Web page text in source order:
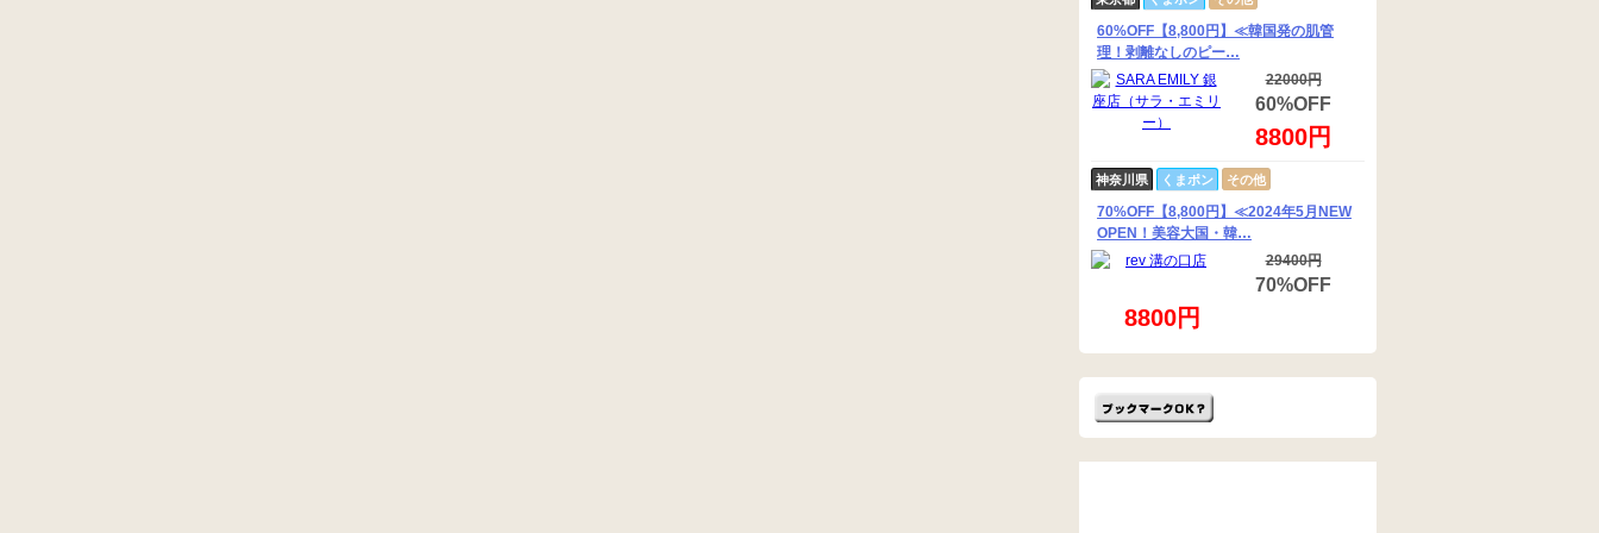
60%OFF【8,800円】≪韓国発の肌管
理！剥離なしのピー…
22000円
60%OFF
8800円
神奈川県 くまポン その他
70%OFF【8,800円】≪2024年5月NEW
OPEN！美容大国・韓…
29400円
70%OFF
8800円